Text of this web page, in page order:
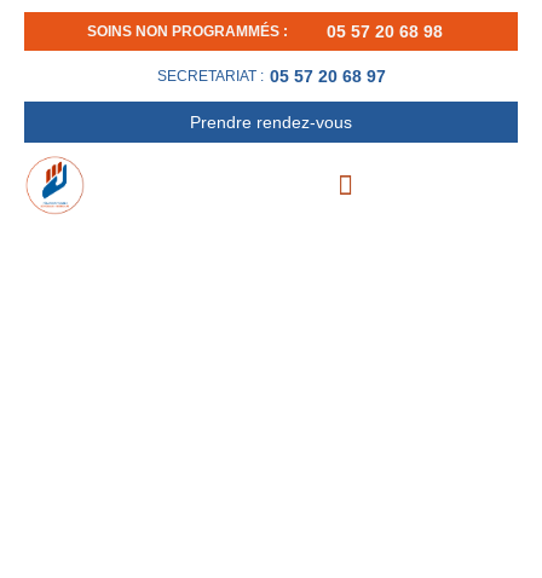
Aller
SOINS NON PROGRAMMÉS : 05 57 20 68 98
SECRETARIAT : 05 57 20 68 97
Prendre rendez-vous